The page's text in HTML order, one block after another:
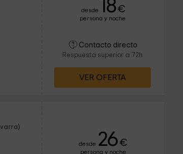
desde 18€
persona y noche
Contacto directo
Respuesta superior a 72h
VER OFERTA
desde 26 €
persona y noche